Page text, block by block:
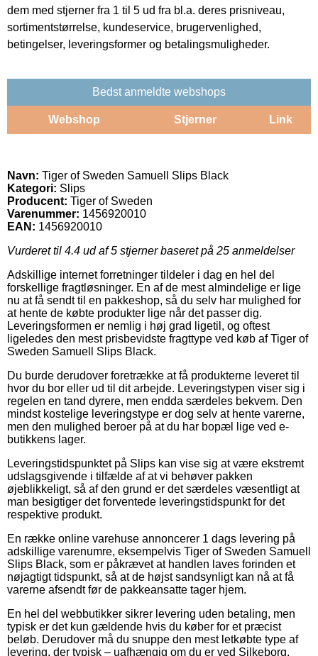
dem med stjerner fra 1 til 5 ud fra bl.a. deres prisniveau,
sortimentstørrelse, kundeservice, brugervenlighed,
betingelser, leveringsformer og betalingsmuligheder.
Bedst anmeldte webshops
Webshop Stjerner Link
Navn: Tiger of Sweden Samuell Slips Black
Kategori: Slips
Producent: Tiger of Sweden
Varenummer: 1456920010
EAN: 1456920010
Vurderet til 4.4 ud af 5 stjerner baseret på 25 anmeldelser
Adskillige internet forretninger tildeler i dag en hel del
forskellige fragtløsninger. En af de mest almindelige er lige
nu at få sendt til en pakkeshop, så du selv har mulighed for
at hente de købte produkter lige når det passer dig.
Leveringsformen er nemlig i høj grad ligetil, og oftest
ligeledes den mest prisbevidste fragttype ved køb af Tiger of
Sweden Samuell Slips Black.
Du burde derudover foretrække at få produkterne leveret til
hvor du bor eller ud til dit arbejde. Leveringstypen viser sig i
regelen en tand dyrere, men endda særdeles bekvem. Den
mindst kostelige leveringstype er dog selv at hente varerne,
men den mulighed beroer på at du har bopæl lige ved e-
butikkens lager.
Leveringstidspunktet på Slips kan vise sig at være ekstremt
udslagsgivende i tilfælde af at vi behøver pakken
øjeblikkeligt, så af den grund er det særdeles væsentligt at
man besigtiger det forventede leveringstidspunkt for det
respektive produkt.
En række online varehuse annoncerer 1 dags levering på
adskillige varenumre, eksempelvis Tiger of Sweden Samuell
Slips Black, som er påkrævet at handlen laves forinden et
nøjagtigt tidspunkt, så at de højst sandsynligt kan nå at få
varerne afsendt før de pakkeansatte tager hjem.
En hel del webbutikker sikrer levering uden betaling, men
typisk er det kun gældende hvis du køber for et præcist
beløb. Derudover må du snuppe den mest letkøbte type af
levering, der typisk – uafhængig om du er ved Silkeborg,